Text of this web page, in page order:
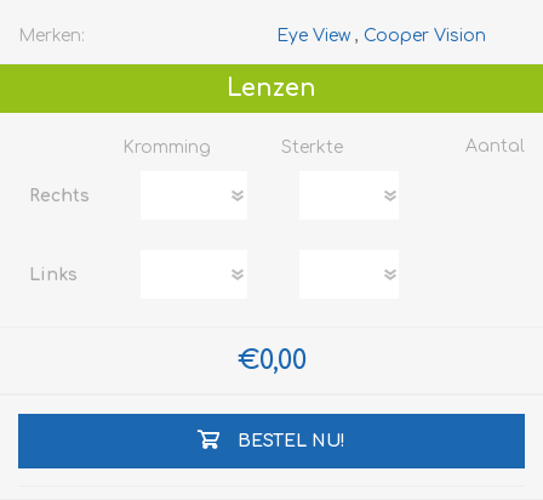
Merken: Eye View , Cooper Vision
Lenzen
Kromming Sterkte Aantal
Rechts
Links
€0,00
BESTEL NU!